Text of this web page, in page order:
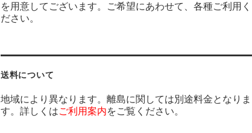
を用意してございます。ご希望にあわせて、各種ご利用く
ださい。
送料について
地域により異なります。離島に関しては別途料金となりま
す。詳しくはご利用案内をご覧ください。